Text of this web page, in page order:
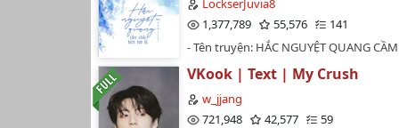
LockserJuvia8
1,377,789
55,576
141
- Tên truyện: HẮC NGUYỆT QUANG
tình, xuyên không, tiên hiệp, tu chân-
131 chương + 8 phiên ngoại- Bản convert:
wikidth.com, tàng thư viện.- Edit:
VKook | Text | My Crush
w_jjang
721,948
42,577
59